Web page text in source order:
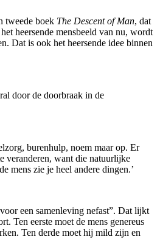
tweede boek The Descent of Man, dat
het heersende mensbeeld van nu, wordt
Dat is ook het heersende idee binnen
door de doorbraak in de
burenhulp, noem maar op. Er
veranderen, want die natuurlijke
mens zie je heel andere dingen.’
een samenleving nefast”. Dat lijkt
Ten eerste moet de mens genereus
Ten derde moet hij mild zijn en